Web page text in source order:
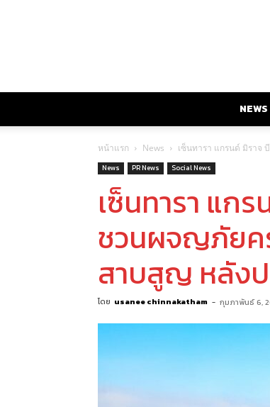
NEWS
หน้าแรก News เซ็นทารา แกรนด์ มิราจ
News PR News Social News
เซ็นทารา แก
ชวนผจญภัยค
สาบสูญ หลัง
โดย usanee chinnakatham - กุมภาพันธ์ 6,